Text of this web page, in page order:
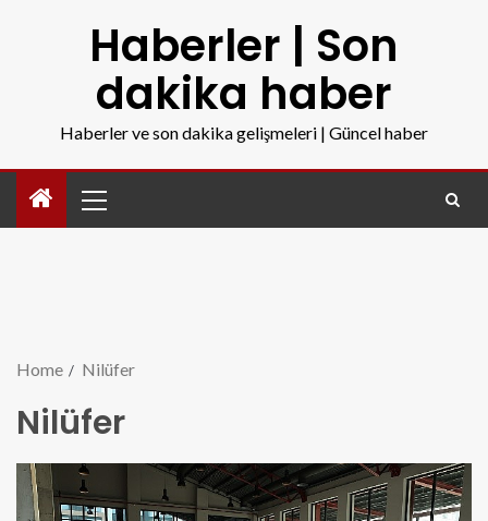
Haberler | Son
dakika haber
Haberler ve son dakika gelişmeleri | Güncel haber
Home Nilüfer
Nilüfer